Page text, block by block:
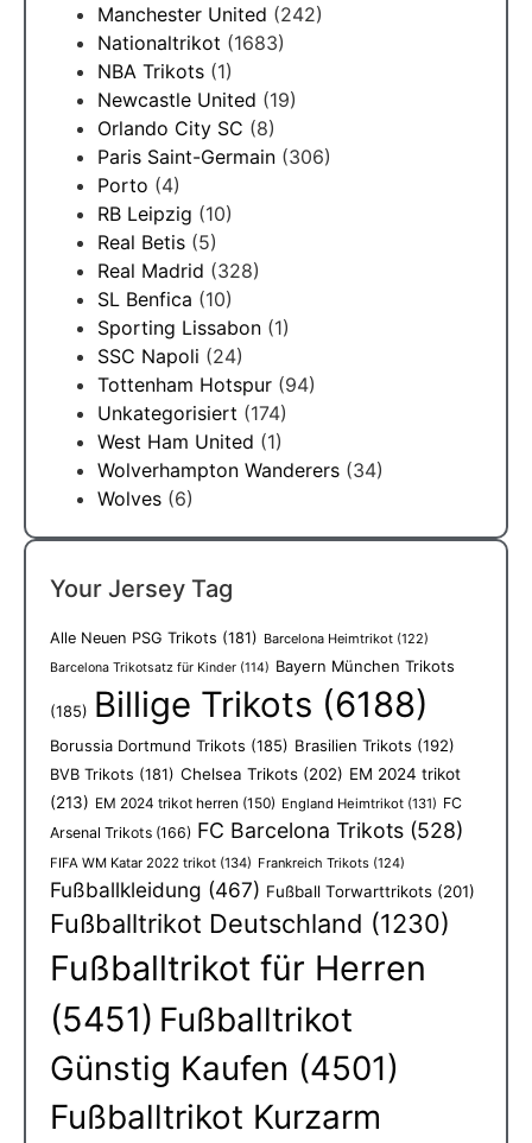
Manchester United (242)
Nationaltrikot (1683)
NBA Trikots (1)
Newcastle United (19)
Orlando City SC (8)
Paris Saint-Germain (306)
Porto (4)
RB Leipzig (10)
Real Betis (5)
Real Madrid (328)
SL Benfica (10)
Sporting Lissabon (1)
SSC Napoli (24)
Tottenham Hotspur (94)
Unkategorisiert (174)
West Ham United (1)
Wolverhampton Wanderers (34)
Wolves (6)
Your Jersey Tag
Alle Neuen PSG Trikots (181) Barcelona Heimtrikot (122)
Barcelona Trikotsatz für Kinder (114) Bayern München Trikots
(185) Billige Trikots (6188)
Borussia Dortmund Trikots (185) Brasilien Trikots (192)
BVB Trikots (181) Chelsea Trikots (202) EM 2024 trikot
(213) EM 2024 trikot herren (150) England Heimtrikot (131) FC
Arsenal Trikots (166) FC Barcelona Trikots (528)
FIFA WM Katar 2022 trikot (134) Frankreich Trikots (124)
Fußballkleidung (467) Fußball Torwarttrikots (201)
Fußballtrikot Deutschland (1230)
Fußballtrikot für Herren
(5451) Fußballtrikot
Günstig Kaufen (4501)
Fußballtrikot Kurzarm